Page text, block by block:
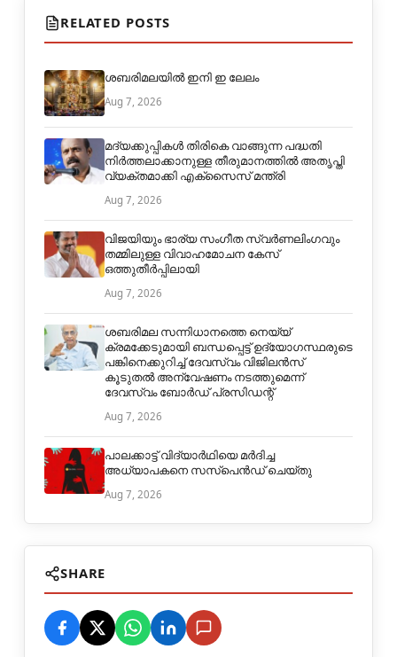
RELATED POSTS
ശബരിമലയിൽ ഇനി ഇ ലേലം
Aug 7, 2026
മദ്യക്കുപ്പികള്‍ തിരികെ വാങ്ങുന്ന പദ്ധതി
നിര്‍ത്തലാക്കാനുള്ള തീരുമാനത്തില്‍ അതൃപ്തി
വ്യക്തമാക്കി എക്‌സൈസ് മന്ത്രി
Aug 7, 2026
വിജയിയും ഭാര്യ സംഗീത സ്വര്‍ണലിംഗവും
തമ്മിലുള്ള വിവാഹമോചന കേസ്
ഒത്തുതീര്‍പ്പിലായി
Aug 7, 2026
ശബരിമല സന്നിധാനത്തെ നെയ്യ്
ക്രമക്കേടുമായി ബന്ധപ്പെട്ട് ഉദ്യോഗസ്ഥരുടെ
പങ്കിനെക്കുറിച്ച് ദേവസ്വം വിജിലൻസ്
കൂടുതൽ അന്വേഷണം നടത്തുമെന്ന്
ദേവസ്വം ബോർഡ് പ്രസിഡന്റ്
Aug 7, 2026
പാലക്കാട്ട് വിദ്യാർഥിയെ മർദിച്ച
അധ്യാപകനെ സസ്പെൻഡ് ചെയ്തു
Aug 7, 2026
SHARE